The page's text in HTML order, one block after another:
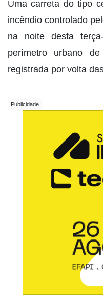
Uma carreta do tipo
incêndio controlado
na noite desta
perímetro urbano
registrada por volta